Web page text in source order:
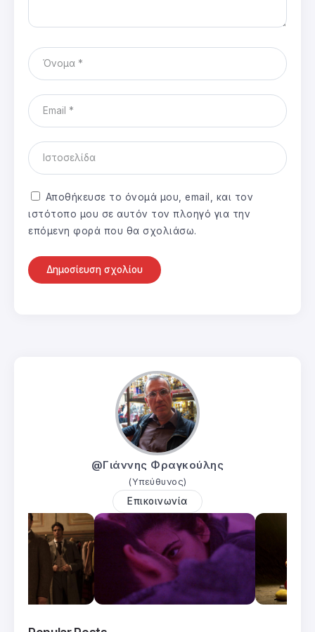
Αποθήκευσε το όνομά μου, email, και τον
ιστότοπο μου σε αυτόν τον πλοηγό για την
επόμενη φορά που θα σχολιάσω.
@Γιάννης Φραγκούλης
(Υπεύθυνος)
Επικοινωνία